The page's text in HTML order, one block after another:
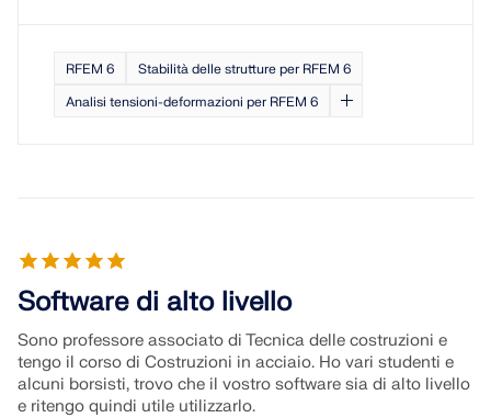
RFEM 6
Stabilità delle strutture per RFEM 6
Analisi tensioni-deformazioni per RFEM 6
Software di alto livello
Sono professore associato di Tecnica delle costruzioni e
tengo il corso di Costruzioni in acciaio. Ho vari studenti e
alcuni borsisti, trovo che il vostro software sia di alto livello
e ritengo quindi utile utilizzarlo.